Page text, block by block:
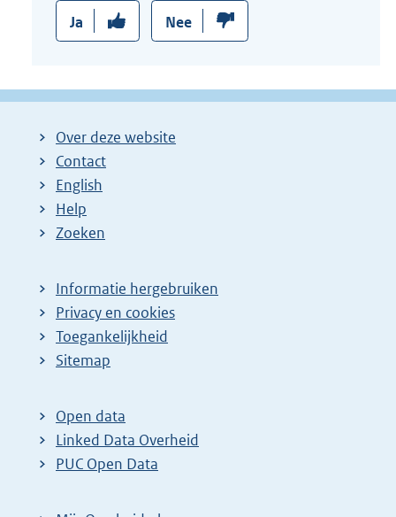
Ja Nee
Over deze website
Contact
English
Help
Zoeken
Informatie hergebruiken
Privacy en cookies
Toegankelijkheid
Sitemap
Open data
Linked Data Overheid
PUC Open Data